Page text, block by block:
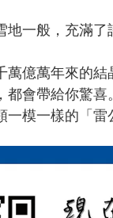
地一般，充滿了
萬億萬年來的
都會帶給你驚
模一樣的「雷